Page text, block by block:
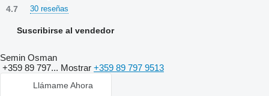
4.7 30 reseñas
Suscribirse al vendedor
Semin Osman
+359 89 797... Mostrar +359 89 797 9513
Llámame Ahora